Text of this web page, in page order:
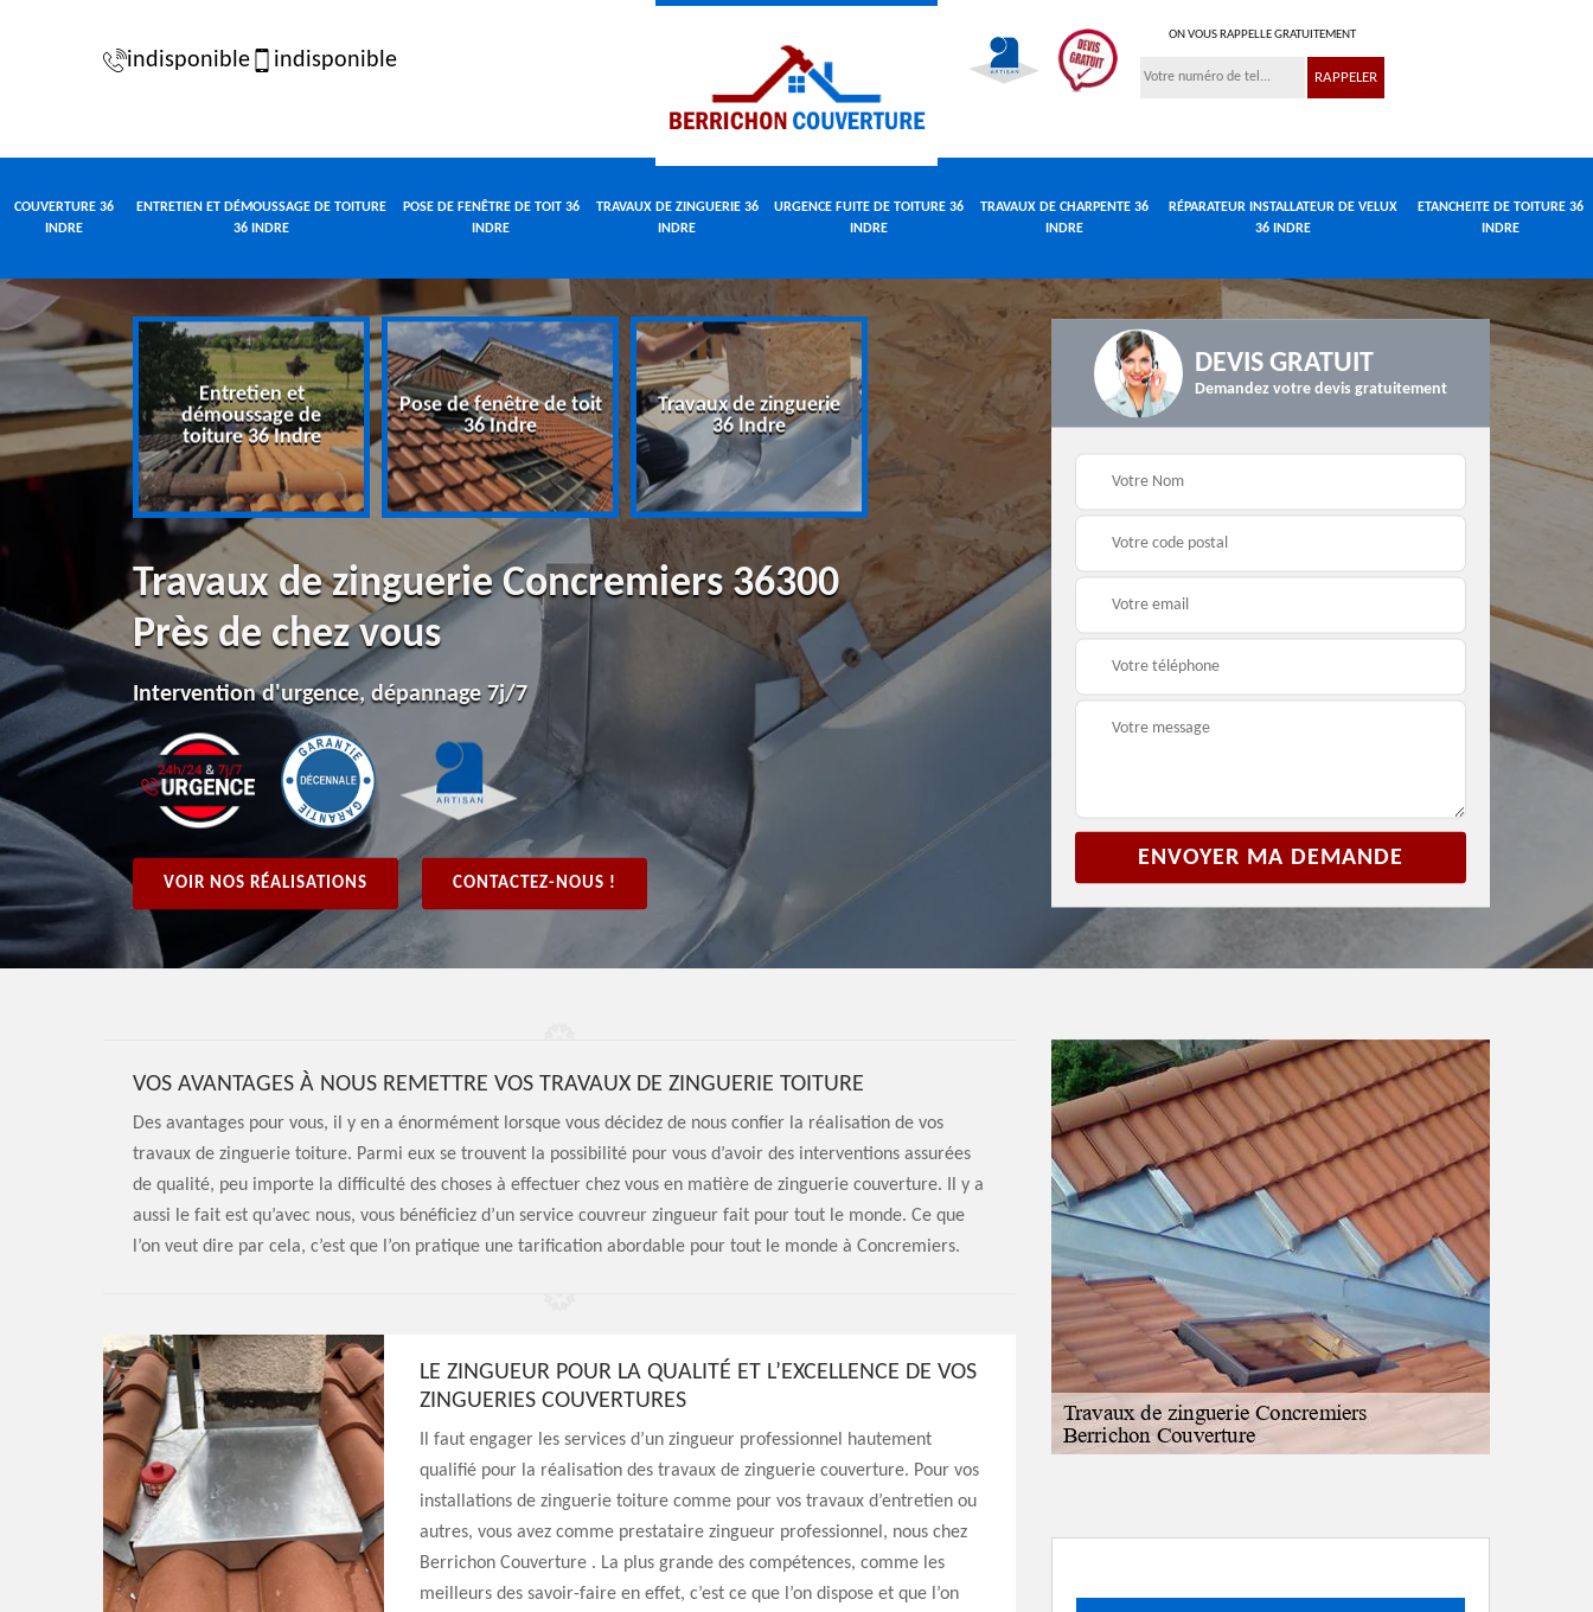
indisponible indisponible
ON VOUS RAPPELLE GRATUITEMENT
COUVERTURE 36
INDRE
ENTRETIEN ET DÉMOUSSAGE DE TOITURE
36 INDRE
POSE DE FENÊTRE DE TOIT 36
INDRE
TRAVAUX DE ZINGUERIE 36
INDRE
URGENCE FUITE DE TOITURE 36
INDRE
TRAVAUX DE CHARPENTE 36
INDRE
RÉPARATEUR INSTALLATEUR DE VELUX
36 INDRE
ETANCHEITE DE TOITURE 36
INDRE
36 Indre
Entretien et
démoussage de
toiture 36 Indre
Pose de fenêtre de toit
36 Indre
Travaux de zinguerie
36 Indre
Urgence fuite de
toiture 36 Indre
Travaux de charpente
36 Indre
Réparateur
36 Indre
Travaux de zinguerie Concremiers 36300
Près de chez vous
Intervention d'urgence, dépannage 7j/7
VOIR NOS RÉALISATIONS CONTACTEZ-NOUS !
DEVIS GRATUIT
Demandez votre devis gratuitement
VOS AVANTAGES À NOUS REMETTRE VOS TRAVAUX DE ZINGUERIE TOITURE
Des avantages pour vous, il y en a énormément lorsque vous décidez de nous confier la réalisation de vos
travaux de zinguerie toiture. Parmi eux se trouvent la possibilité pour vous d’avoir des interventions assurées
de qualité, peu importe la difficulté des choses à effectuer chez vous en matière de zinguerie couverture. Il y a
aussi le fait est qu’avec nous, vous bénéficiez d’un service couvreur zingueur fait pour tout le monde. Ce que
l’on veut dire par cela, c’est que l’on pratique une tarification abordable pour tout le monde à Concremiers.
LE ZINGUEUR POUR LA QUALITÉ ET L’EXCELLENCE DE VOS
ZINGUERIES COUVERTURES
Il faut engager les services d’un zingueur professionnel hautement
qualifié pour la réalisation des travaux de zinguerie couverture. Pour vos
installations de zinguerie toiture comme pour vos travaux d’entretien ou
autres, vous avez comme prestataire zingueur professionnel, nous chez
Berrichon Couverture . La plus grande des compétences, comme les
meilleurs des savoir-faire en effet, c’est ce que l’on dispose et que l’on